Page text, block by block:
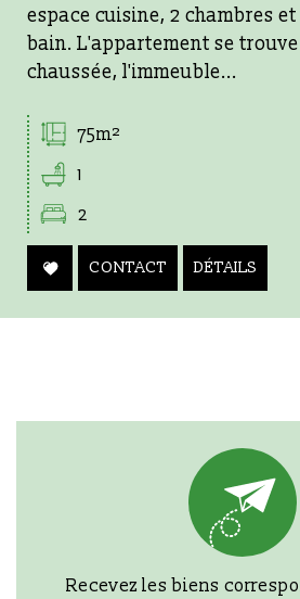
espace cuisine, 2 chambres
bain. L'appartement se trouve
chaussée, l'immeuble...
75m²
1
2
CONTACT DÉTAILS
Recevez les biens